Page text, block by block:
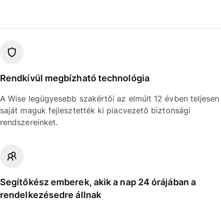
Rendkívül megbízható technológia
A Wise legügyesebb szakértői az elmúlt 12 évben teljesen
saját maguk fejlesztették ki piacvezető biztonsági
rendszereinket.
Segítőkész emberek, akik a nap 24 órájában a
rendelkezésedre állnak